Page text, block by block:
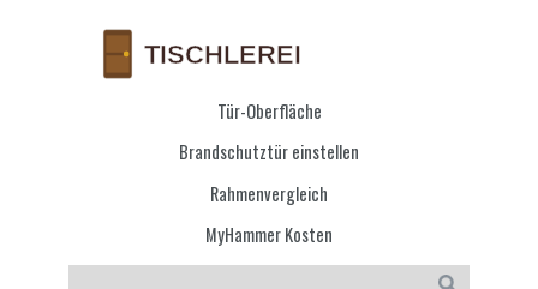
Tür-Oberfläche
Brandschutztür einstellen
Rahmenvergleich
MyHammer Kosten